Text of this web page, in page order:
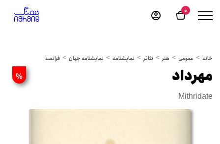
0
خانه عمومی هنر تئاتر نمایشنامه نمایشنامه جهان فرانسه
% مهرداد
Mithridate